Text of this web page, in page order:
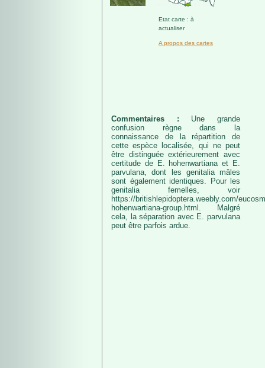
Etat carte : à
actualiser
A propos des cartes
Commentaires : Une grande
confusion règne dans la
connaissance de la répartition de
cette espèce localisée, qui ne peut
être distinguée extérieurement avec
certitude de E. hohenwartiana et E.
parvulana, dont les genitalia mâles
sont également identiques. Pour les
genitalia femelles, voir
https://britishlepidoptera.weebly.com/
hohenwartiana-group.html. Malgré
cela, la séparation avec E. parvulana
peut être parfois ardue.